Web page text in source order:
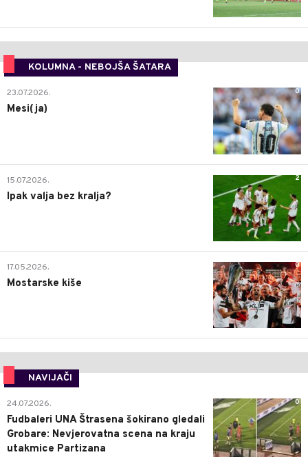
KOLUMNA - NEBOJŠA ŠATARA
0
23.07.2026.
Mesi(ja)
2
15.07.2026.
Ipak valja bez kralja?
0
17.05.2026.
Mostarske kiše
NAVIJAČI
0
24.07.2026.
Fudbaleri UNA Štrasena šokirano gledali
Grobare: Nevjerovatna scena na kraju
utakmice Partizana